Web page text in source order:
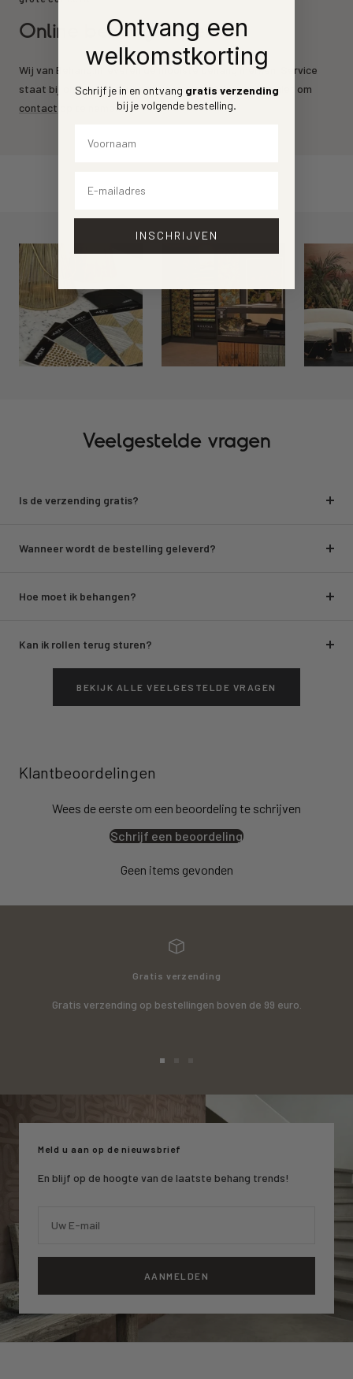
Online behang kopen
Wij van Behang.nl leveren de mooiste behang merken. Service
staat bij ons voorrop. Heeft u een vraag? Aarzel dan niet om
contact op te nemen.
Veelgestelde vragen
Is de verzending gratis?
Wanneer wordt de bestelling geleverd?
Hoe moet ik behangen?
Kan ik rollen terug sturen?
BEKIJK ALLE VEELGESTELDE VRAGEN
Klantbeoordelingen
Wees de eerste om een beoordeling te schrijven
Schrijf een beoordeling
Geen items gevonden
Gratis verzending
Gratis verzending op bestellingen boven de 99 euro.
1
2
slide
3
Meld u aan op de nieuwsbrief
En blijf op de hoogte van de laatste behang trends!
Uw E-mail
AANMELDEN
Ontvang een
welkomstkorting
Schrijf je in en ontvang gratis verzending
bij je volgende bestelling.
INSCHRIJVEN